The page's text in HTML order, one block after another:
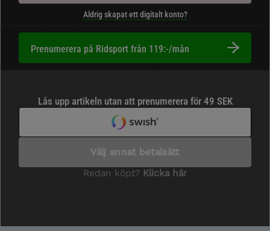
Aldrig skapat ett digitalt konto?
Prenumerera på Ridsport från 119:-/mån